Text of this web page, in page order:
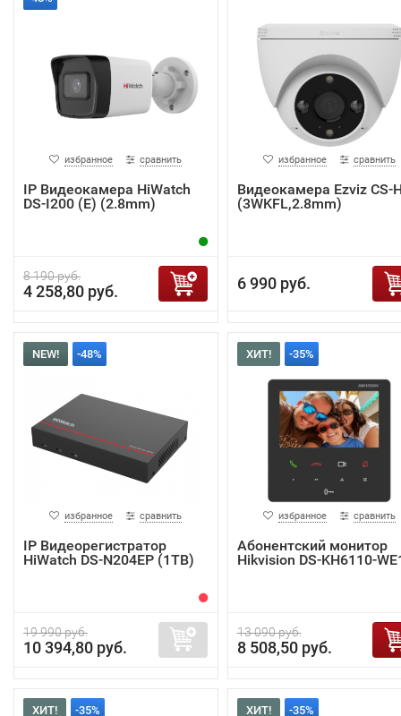
избранное сравнить
IP Видеокамера HiWatch
DS-I200 (E) (2.8mm)
8 190 руб.
4 258,80 руб.
избранное сравнить
Видеокамера Ezviz CS-
(3WKFL,2.8mm)
6 990 руб.
NEW! -48%
избранное сравнить
IP Видеорегистратор
HiWatch DS-N204EP (1TB)
19 990 руб.
10 394,80 руб.
ХИТ! -35%
избранное сравнить
Абонентский монитор
Hikvision DS-KH6110-
13 090 руб.
8 508,50 руб.
ХИТ! -35% ХИТ! -35%